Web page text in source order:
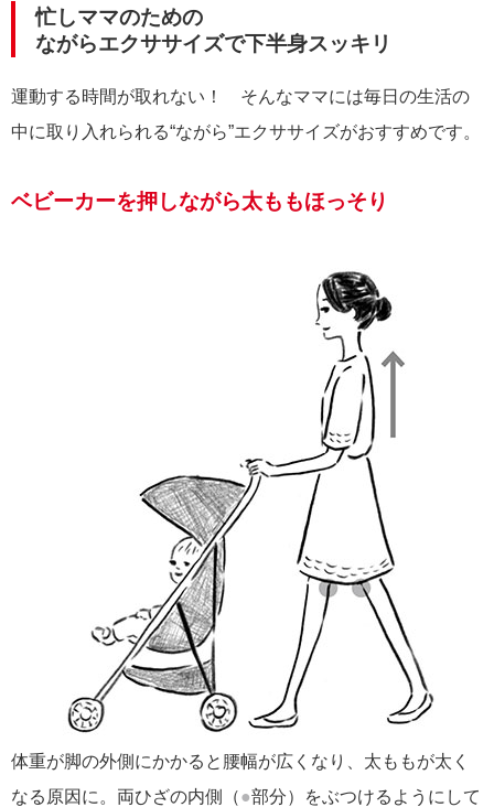
忙しママのための
ながらエクササイズで下半身スッキリ
運動する時間が取れない！ そんなママには毎日の生活の
中に取り入れられる“ながら”エクササイズがおすすめです。
ベビーカーを押しながら太ももほっそり
体重が脚の外側にかかると腰幅が広くなり、太ももが太く
なる原因に。両ひざの内側（●部分）をぶつけるようにして